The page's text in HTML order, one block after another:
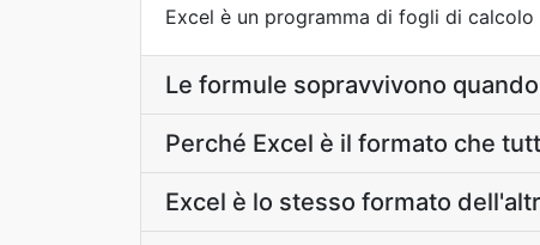
Excel è un programma di fogli di
Le formule sopravvivono
Perché Excel è il formato che
Excel è lo stesso formato